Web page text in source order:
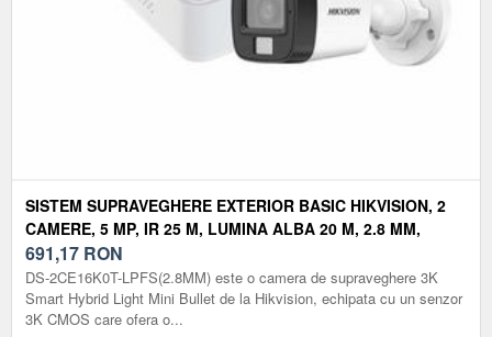
SISTEM SUPRAVEGHERE EXTERIOR BASIC HIKVISION, 2
CAMERE, 5 MP, IR 25 M, LUMINA ALBA 20 M, 2.8 MM,
MICROFON
691,17 RON
DS-2CE16K0T-LPFS(2.8MM) este o camera de supraveghere 3K
Smart Hybrid Light Mini Bullet de la Hikvision, echipata cu un senzor
3K CMOS care ofera o...